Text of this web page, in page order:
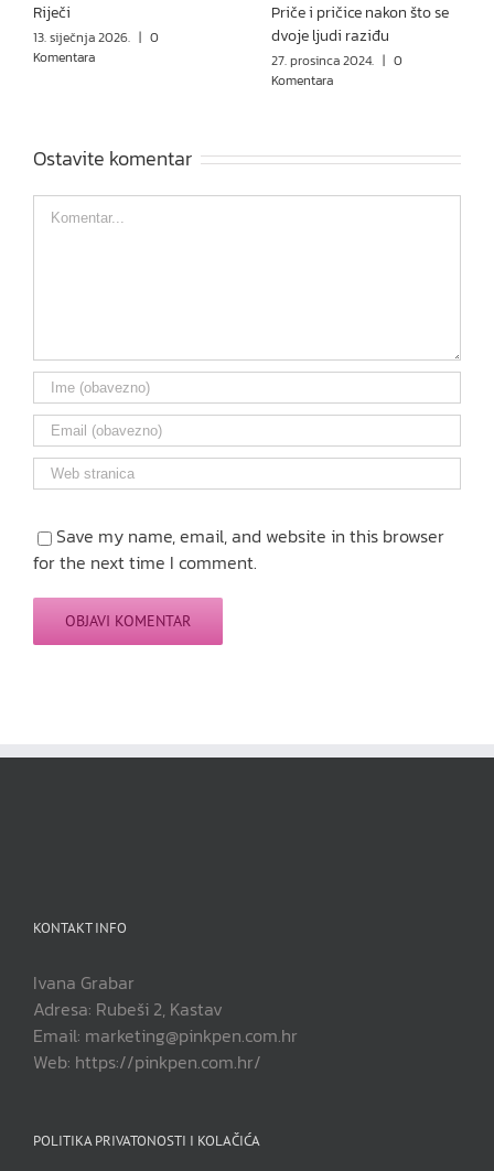
Riječi
13. siječnja 2026. | 0
Komentara
Priče i pričice nakon što se
dvoje ljudi raziđu
27. prosinca 2024. | 0
Komentara
Ostavite komentar
Comment
Save my name, email, and website in this browser
for the next time I comment.
KONTAKT INFO
Ivana Grabar
Adresa: Rubeši 2, Kastav
Email: marketing@pinkpen.com.hr
Web: https://pinkpen.com.hr/
POLITIKA PRIVATONOSTI I KOLAČIĆA